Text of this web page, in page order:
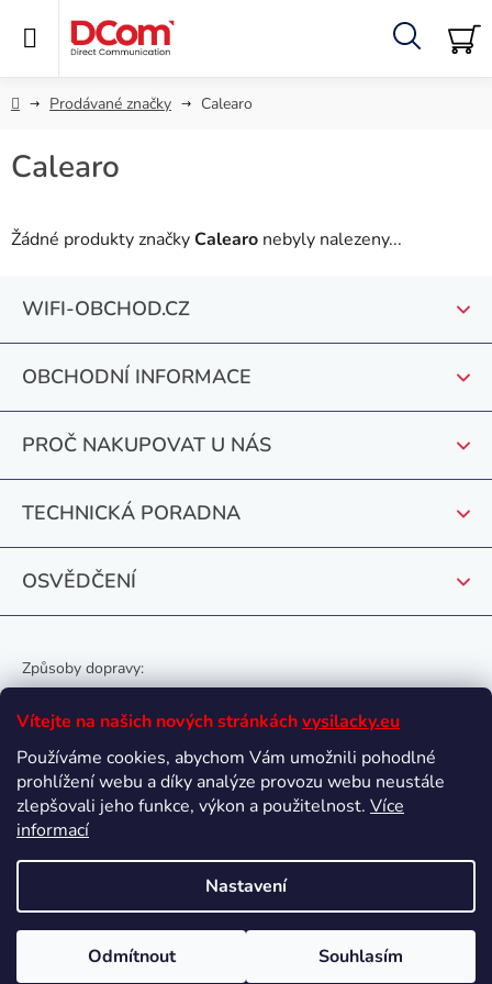
Vítejte na našich nových stránkáchvysilacky.eu
Používáme cookies, abychom Vám umožnili pohodlné
prohlížení webu a díky analýze provozu webu neustále
zlepšovali jeho funkce, výkon a použitelnost. Více
informací
Nastavení
Odmítnout Souhlasím
Hledat
DomůProdávané značky Calearo
Calearo
Žádné produkty značkyCalearo nebyly nalezeny...
WIFI-OBCHOD.CZ
OBCHODNÍ INFORMACE
PROČ NAKUPOVAT U NÁS
TECHNICKÁ PORADNA
OSVĚDČENÍ
Způsoby dopravy:
Oblíbené způsoby platby:
Vytvořil Shoptet
Copyright 2026vysilacky.eu . Všechna práva vyhrazena.